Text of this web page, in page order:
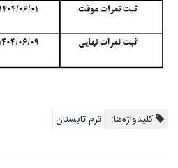
کلیدواژه‌ها: ترم تابستان